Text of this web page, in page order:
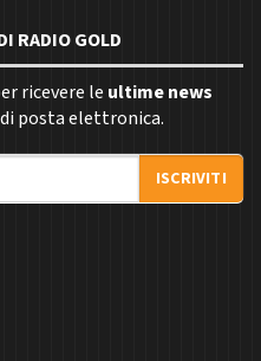
RADIO GOLD
ricevere le ultime news
posta elettronica.
ISCRIVITI